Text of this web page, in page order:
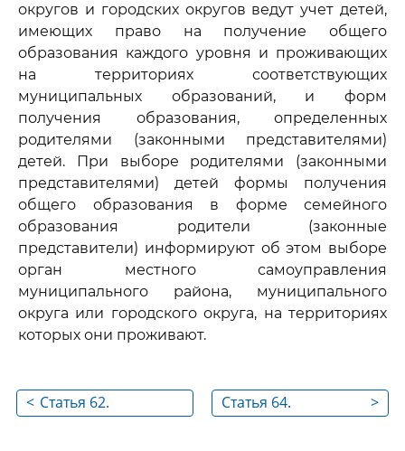
округов и городских округов ведут учет детей,
имеющих право на получение общего
образования каждого уровня и проживающих
на территориях соответствующих
муниципальных образований, и форм
получения образования, определенных
родителями (законными представителями)
детей. При выборе родителями (законными
представителями) детей формы получения
общего образования в форме семейного
образования родители (законные
представители) информируют об этом выборе
орган местного самоуправления
муниципального района, муниципального
округа или городского округа, на территориях
которых они проживают.
< Статья 62.
>
Статья 64.